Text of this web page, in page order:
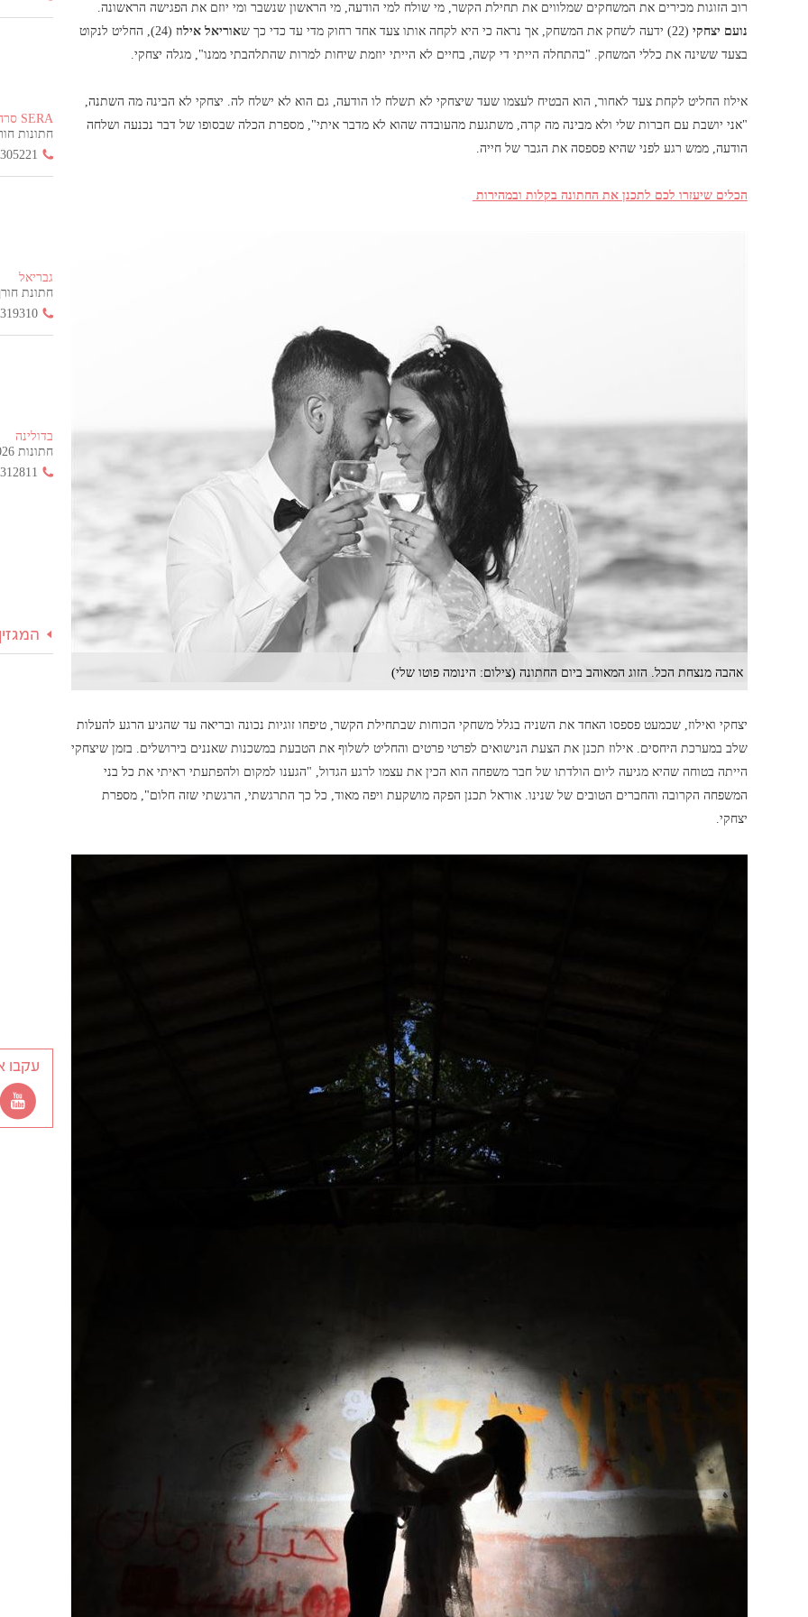
רוב הזוגות מכירים את המשחקים שמלווים את תחילת הקשר, מי שולח למי הודעה, מי הראשון שנשבר ומי יוזם את הפגישה הראשונה.
נועם יצחקי (22) ידעה לשחק את המשחק, אך נראה כי היא לקחה אותו צעד אחד רחוק מדי עד כדי כך ש אוריאל אילוז
(24), החליט לנקוט
בצעד ששינה את כללי המשחק. "בהתחלה הייתי די קשה, בחיים לא הייתי יוזמת שיחות למרות שהתלהבתי ממנו", מגלה יצחקי.
אילוז החליט לקחת צעד לאחור, הוא הבטיח לעצמו שעד שיצחקי לא תשלח לו הודעה, גם הוא לא ישלח לה. יצחקי לא הבינה מה השתנה,
"אני יושבת עם חברות שלי ולא מבינה מה קרה, משתגעת מהעובדה שהוא לא מדבר איתי", מספרת הכלה שבסופו של דבר נכנעה ושלחה
הודעה, ממש רגע לפני שהיא פספסה את הגבר של חייה.
הכלים שיעזרו לכם לתכנן את החתונה בקלות ובמהירות
אהבה מנצחת הכל. הזוג המאוהב ביום החתונה (צילום: הינומה פוטו שלי)
יצחקי ואילוז, שכמעט פספסו האחד את השניה בגלל משחקי הכוחות שבתחילת הקשר, טיפחו זוגיות נכונה ובריאה עד שהגיע הרגע להעלות
שלב במערכת היחסים. אילוז תכנן את הצעת הנישואים לפרטי פרטים והחליט לשלוף את הטבעת במשכנות שאננים בירושלים. בזמן שיצחקי
הייתה בטוחה שהיא מגיעה ליום הולדתו של חבר משפחה הוא הכין את עצמו לרגע הגדול, "הגענו למקום ולהפתעתי ראיתי את כל בני
המשפחה הקרובה והחברים הטובים של שנינו. אוראל תכנן הפקה מושקעת ויפה מאוד, כל כך התרגשתי, הרגשתי שזה חלום", מספרת
יצחקי.
SERA סרה
חתונות חורף
גבריאל
חתונת חורף
בדולינה
חתונות 2026 החל מ- 355 ש"ח בלבד!
עקבו